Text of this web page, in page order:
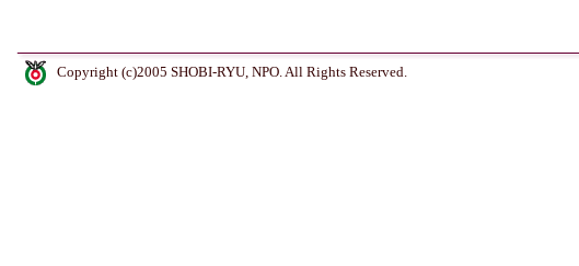
Copyright (c)2005 SHOBI-RYU, NPO. All Rights Reserved.